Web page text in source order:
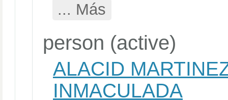
... Más
person (active)
ALACID
INMACULADA